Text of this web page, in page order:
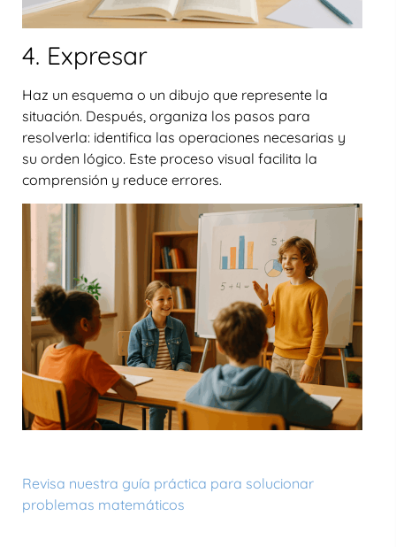
4. Expresar
Haz un esquema o un dibujo que represente la
situación. Después, organiza los pasos para
resolverla: identifica las operaciones necesarias y
su orden lógico. Este proceso visual facilita la
comprensión y reduce errores.
Revisa nuestra guía práctica para solucionar
problemas matemáticos